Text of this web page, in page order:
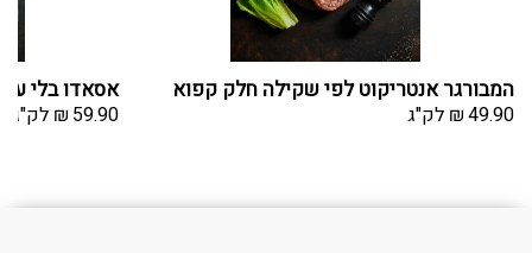
המבורגר אנטריקוט לפי שקילה חלק קפוא
₪49.90 לק"ג
אסאדו בלי
₪ 59.90 לק"ג